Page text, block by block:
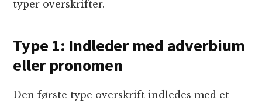
typer overskrifter.
Type 1: Indleder med adverbium
eller pronomen
Den første type overskrift indledes med et